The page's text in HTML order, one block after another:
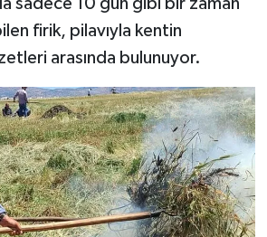
sadece 10 gün gibi bir zaman
firik, pilavıyla kentin
arasında bulunuyor.